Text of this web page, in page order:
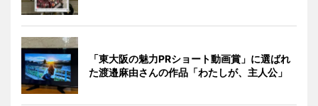
「東大阪の魅力PRショート動画賞」に選ばれ
た渡邉麻由さんの作品「わたしが、主人公」